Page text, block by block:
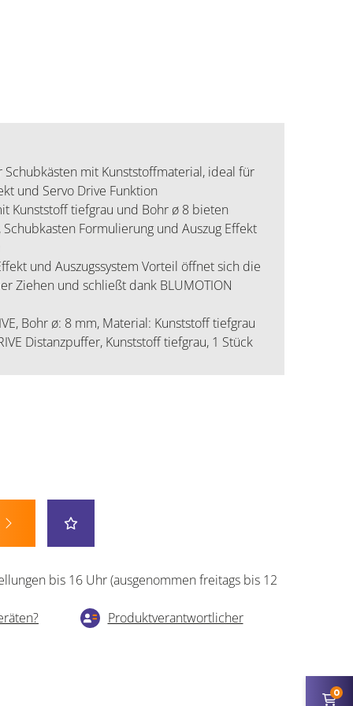
Schubkästen mit Kunststoffmaterial, ideal für
und Servo Drive Funktion
Kunststoff tiefgrau und Bohr ø 8 bieten
Formulierung und Auszug Effekt
und Auszugssystem Vorteil öffnet sich die
Ziehen und schließt dank BLUMOTION
Bohr ø: 8 mm, Material: Kunststoff tiefgrau
Distanzpuffer, Kunststoff tiefgrau, 1 Stück
bis 16 Uhr (ausgenommen freitags bis 12
Produktverantwortlicher
0